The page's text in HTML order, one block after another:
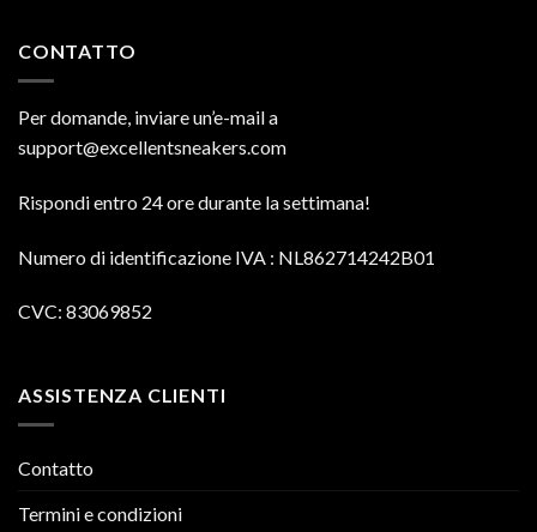
CONTATTO
Per domande, inviare un’e-mail a
support@excellentsneakers.com
Rispondi entro 24 ore durante la settimana!
Numero di identificazione IVA : NL862714242B01
CVC: 83069852
ASSISTENZA CLIENTI
Contatto
Termini e condizioni